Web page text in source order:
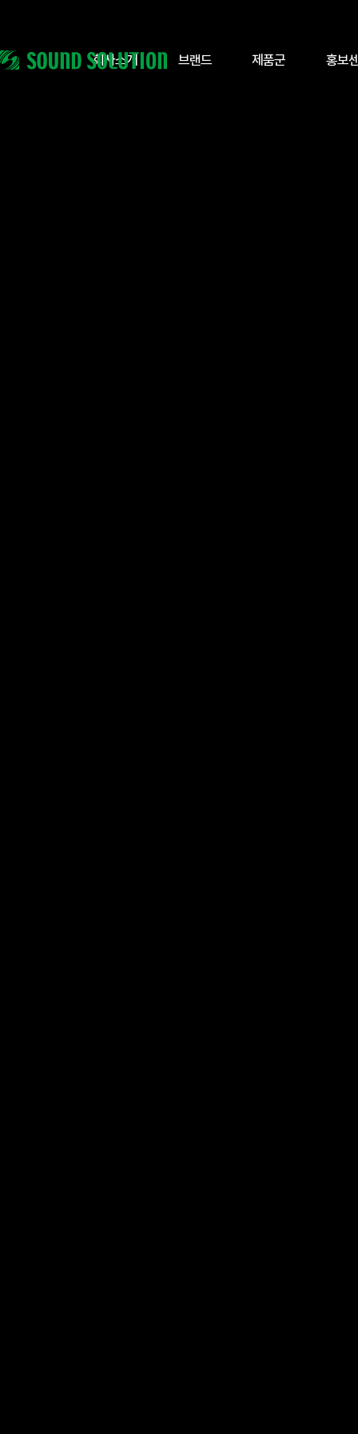
회사소개 브랜드 제품군 홍보